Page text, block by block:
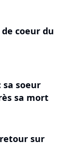
coeur du
sa soeur
sa mort
sur